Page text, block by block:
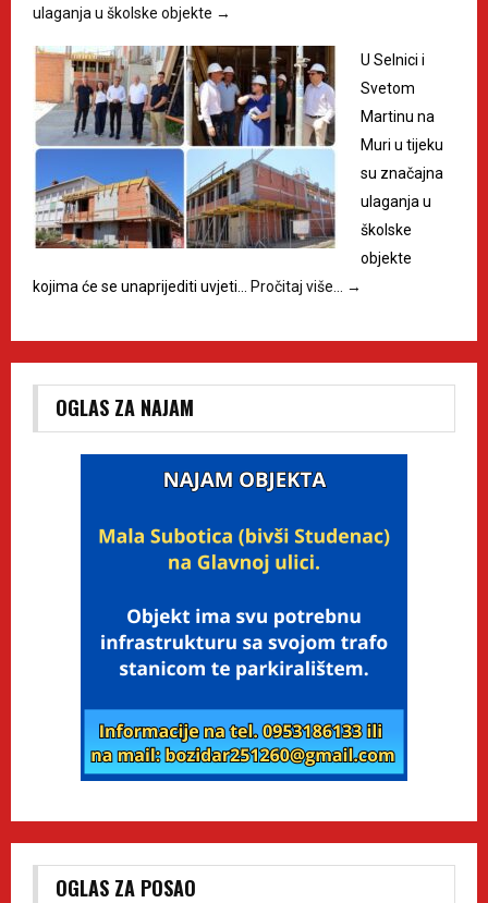
ulaganja u školske objekte →
U Selnici i
Svetom
Martinu na
Muri u tijeku
su značajna
ulaganja u
školske
objekte
kojima će se unaprijediti uvjeti…
Pročitaj više… →
OGLAS ZA NAJAM
OGLAS ZA POSAO